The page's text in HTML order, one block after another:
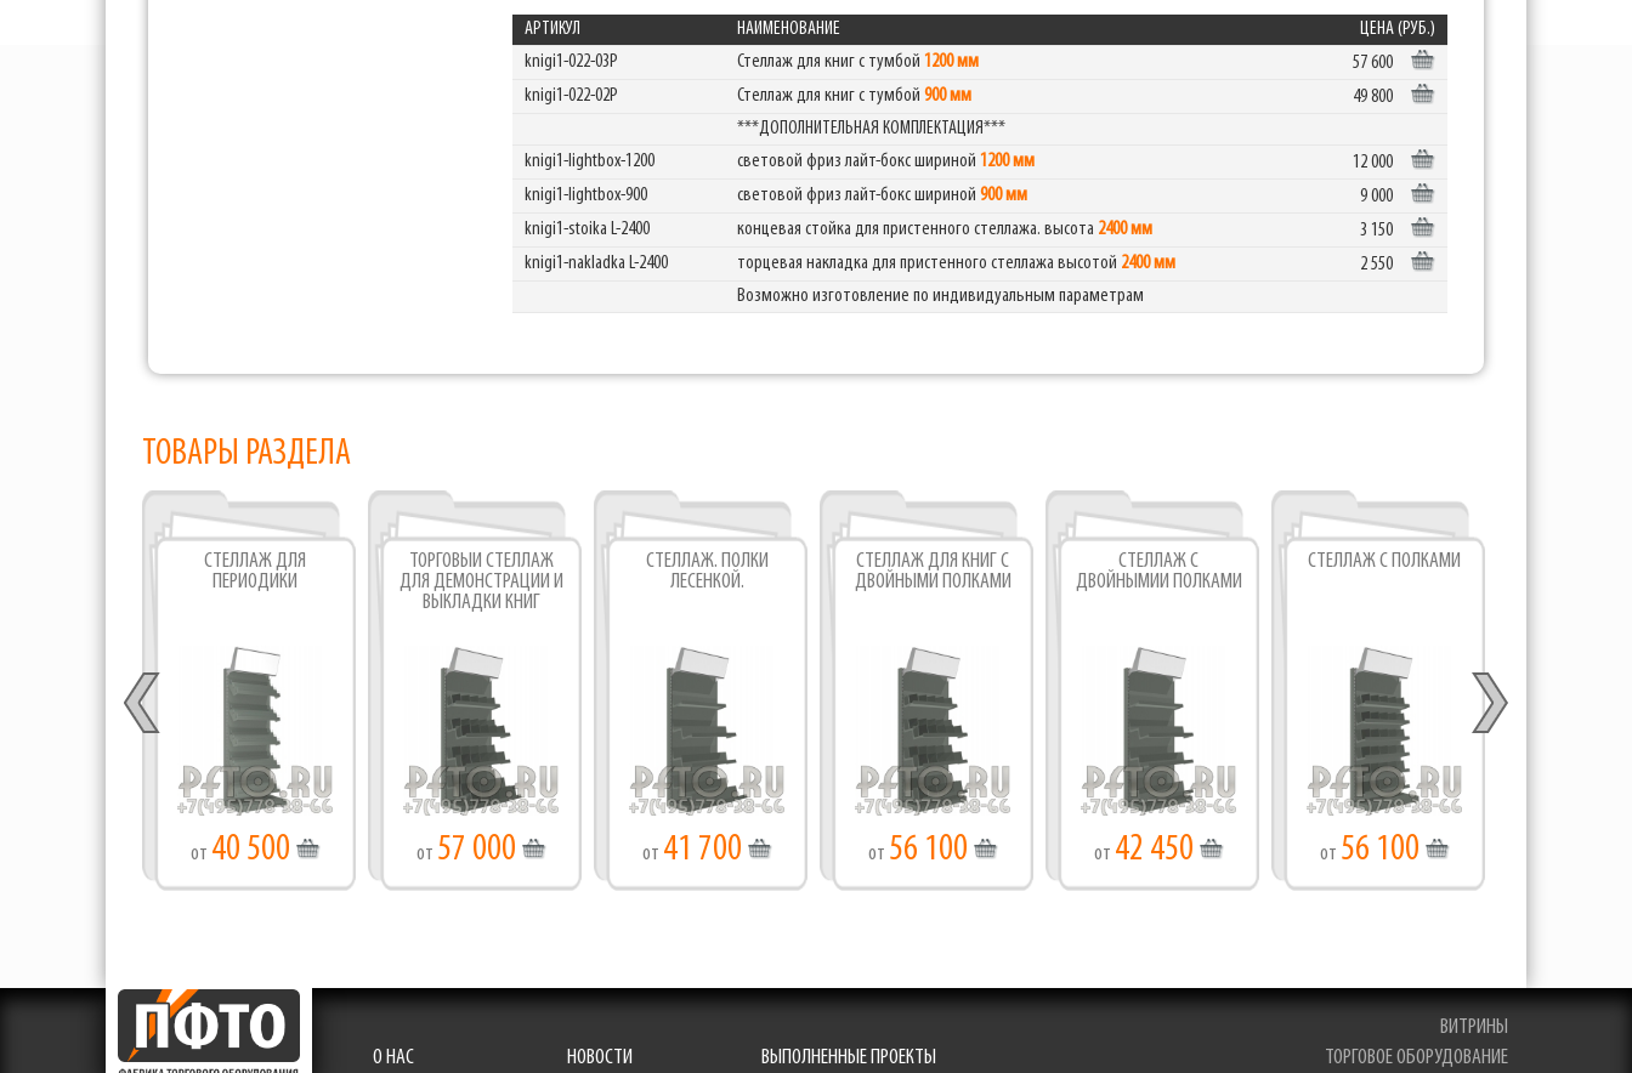
Фабрика торгового оборудования
АРТИКУЛ НАИМЕНОВАНИЕ
ЦЕНА (РУБ.)
knigi1-022-03P
Стеллаж для книг с тумбой 1200 мм
57 600
knigi1-022-02P
Стеллаж для книг с тумбой 900 мм
49 800
***ДОПОЛНИТЕЛЬНАЯ КОМПЛЕКТАЦИЯ***
knigi1-lightbox-1200
световой фриз лайт-бокс шириной 1200 мм
12 000
knigi1-lightbox-900
световой фриз лайт-бокс шириной 900 мм
9 000
knigi1-stoika L-2400
концевая стойка для пристенного стеллажа. высота 2400 мм
3 150
knigi1-nakladka L-2400
торцевая накладка для пристенного стеллажа высотой 2400 мм
2 550
Возможно изготовление по индивидуальным параметрам
ТОВАРЫ РАЗДЕЛА
СТЕЛЛАЖ ДЛЯ
ПЕРИОДИКИ
от 40 500
ТОРГОВЫЙ СТЕЛЛАЖ
ДЛЯ ДЕМОНСТРАЦИИ И
ВЫКЛАДКИ КНИГ
от 57 000
СТЕЛЛАЖ. ПОЛКИ
ЛЕСЕНКОЙ.
от 41 700
СТЕЛЛАЖ ДЛЯ КНИГ С
ДВОЙНЫМИ ПОЛКАМИ
от 56 100
СТЕЛЛАЖ С
ДВОЙНЫМИИ ПОЛКАМИ
от 42 450
СТЕЛЛАЖ С ПОЛКАМИ
от 56 100
О НАС НОВОСТИ ВЫПОЛНЕННЫЕ ПРОЕКТЫ
ВИТРИНЫ
ТОРГОВОЕ ОБОРУДОВАНИЕ